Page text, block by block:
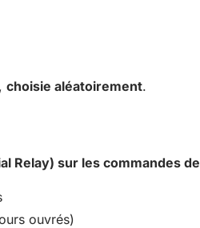
, choisie aléatoirement.
Relay) sur les commandes
ouvrés)